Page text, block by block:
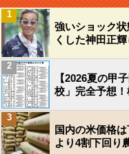
強いショック
くした神田正
1
【2026夏の甲
校」完全予想
2
国内の米価格
より4割下回り
3